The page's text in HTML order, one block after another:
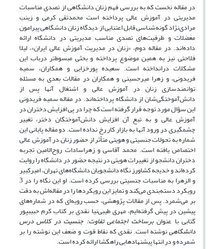
در مقاله نخست که به بررسی فهم زنان دانشگاهی از تصدی مناسبات
مدیریتی در آموزش عالی پرداخته است محمدتقی کرمی و زینب
مرادی‌‏نژاد گونه‏‌شناسی قابل اعتنایی از دیدگاه زنان دانشگاهی پیرامون
معضلات و ظرفیت‏‌های تصدی مناسب مدیریتی در دانشگاه ارائه
داده‌‏اند. در مقاله دوم، «زنان در مدیریت آموزش عالی ایران»، لیلا
فلاحتی نیز به همین موضوع پرداخته و بحثی مبسوط‏‌تر درباب این
مشکلات درانداخته است. سعیده پورخزایی و همکاران، سمیه
فریدونی، و زهرا میرحسینی و همکاران در مقالات بعدی به مسئله‏
توانمندسازی زنان در آموزش عالی و اشتغال آنها پس از
دانش‌‏آموختگی‏‌شان از دانشگاه پرداخته‏‌اند. در مقاله سمیه فریدونی
این سؤال مورد توجه قرار گرفته است که چرا در پی افزایش دختران در
آموزش عالی و به تبع آن افزایش دانش‌‏آموختگان دختر، تغییر
چشمگیری در ورود آنها به بازار کار رخ نداده است. دو مقاله پایانی این
شماره به تحولات جنسیتی و هویتی متأثر از حضور زنان در آموزش عالی
اختصاص یافته است. محمد آقاسی و زهراسادات روح‌‏الامین تجربه
دختران دانشجو از تغییرات هویتی در نتیجه حضور در دانشگاه را روایت
کرده‏‌اند و خدیجه کشاورز نگاه دانشجویان دانشگاه‌‏های تهران، امیرکبیر
و الزهرا به مناسبات جنسیتی بررسی کرده است. او این نگاه را در 3
رویکرد دسته‌‏بندی می‏‌کند و تمایز این رویکردها را در مقاله‏‌اش به دقت
بر می‏‌شمرد. پس از مقالات پژوهشی، حسب رویه‌‏ای که در شماره‌‏های
پیشین در پیش گرفته‏‌ایم، مهری طیبی‏‌نیا نقدی بر کتاب کرم حبیب‏پور
گتابی با عنوانبرساخت اجتماعی تفاوت: جنسیت در کلاس درس
دانشگاهینوشته است. نقدی که نقاط قوت و ضعف این نوشته را بر
شمرده و در انتها پیشنهادهایی راهگشا ارائه کرده است.